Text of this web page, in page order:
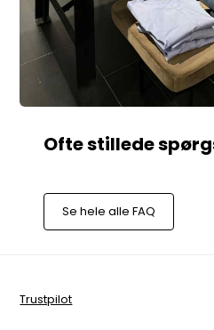
Se hele alle FAQ
Trustpilot